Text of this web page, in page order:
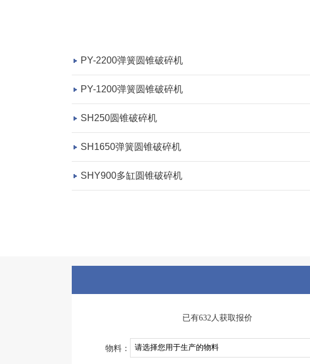
PY-2200弹簧圆锥破碎机
PY-1200弹簧圆锥破碎机
SH250圆锥破碎机
SH1650弹簧圆锥破碎机
SHY900多缸圆锥破碎机
已有632人获取报价
物料：